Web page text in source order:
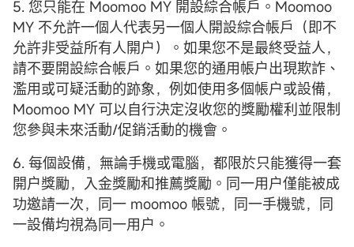
5. 您只能在 Moomoo MY 開設綜合帳戶。Moomoo
MY 不允許一個人代表另一個人開設綜合帳戶（即不
允許非受益所有人開户）。如果您不是最終受益人，
請不要開設綜合帳戶。如果您的通用帳户出現欺詐、
濫用或可疑活動的跡象，例如使用多個帳户或設備，
Moomoo MY 可以自行決定沒收您的獎勵權利並限制
您參與未來活動/促銷活動的機會。
6. 每個設備，無論手機或電腦，都限於只能獲得一套
開户獎勵，入金獎勵和推薦獎勵。同一用户僅能被成
功邀請一次，同一 moomoo 帳號，同一手機號，同
一設備均視為同一用户。